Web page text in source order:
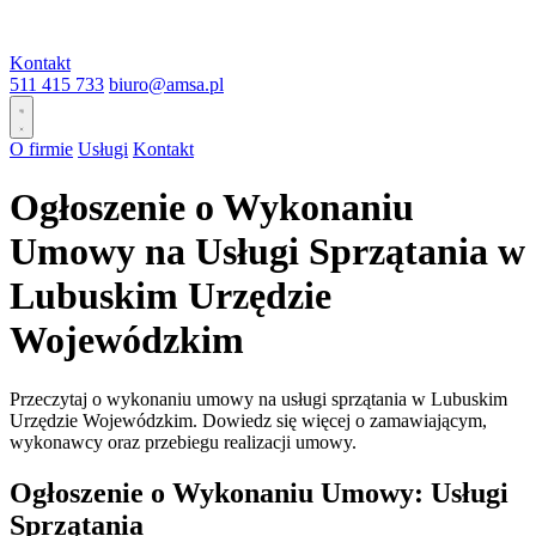
Kontakt
511 415 733 biuro@amsa.pl
O firmie Usługi Kontakt
Ogłoszenie o Wykonaniu
Umowy na Usługi Sprzątania w
Lubuskim Urzędzie
Wojewódzkim
Przeczytaj o wykonaniu umowy na usługi sprzątania w Lubuskim
Urzędzie Wojewódzkim. Dowiedz się więcej o zamawiającym,
wykonawcy oraz przebiegu realizacji umowy.
Ogłoszenie o Wykonaniu Umowy: Usługi
Sprzątania